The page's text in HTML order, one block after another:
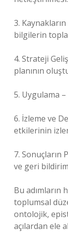
3.
bilgilerin
4. Strateji
planının
5. Uygulama
6. İzleme ve
etkilerinin
7. Sonuçların
ve geri
Bu adımların
toplumsal
ontolojik,
açılardan ele